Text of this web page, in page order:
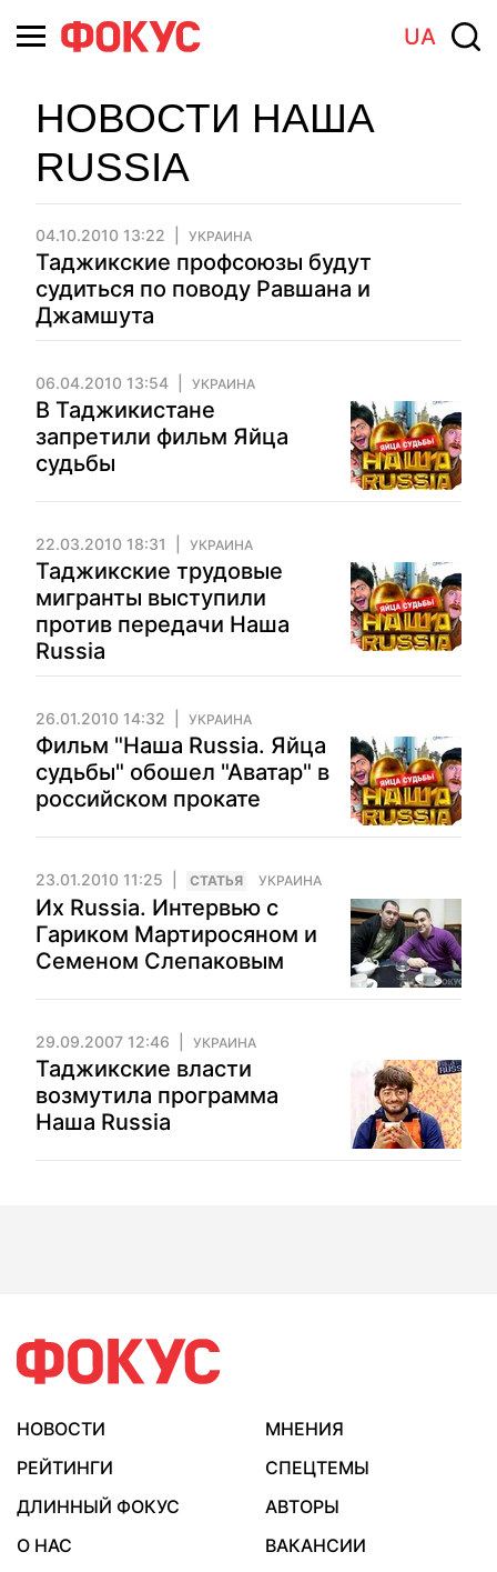
UA
НОВОСТИ НАША
RUSSIA
04.10.2010 13:22 УКРАИНА
Таджикские профсоюзы будут
судиться по поводу Равшана и
Джамшута
06.04.2010 13:54 УКРАИНА
В Таджикистане
запретили фильм Яйца
судьбы
22.03.2010 18:31 УКРАИНА
Таджикские трудовые
мигранты выступили
против передачи Наша
Russia
26.01.2010 14:32 УКРАИНА
Фильм "Наша Russia. Яйца
судьбы" обошел "Аватар" в
российском прокате
23.01.2010 11:25 CТАТЬЯ УКРАИНА
Их Russia. Интервью с
Гариком Мартиросяном и
Семеном Слепаковым
29.09.2007 12:46 УКРАИНА
Таджикские власти
возмутила программа
Наша Russia
НОВОСТИ
МНЕНИЯ
РЕЙТИНГИ
СПЕЦТЕМЫ
ДЛИННЫЙ ФОКУС
АВТОРЫ
О НАС
ВАКАНСИИ